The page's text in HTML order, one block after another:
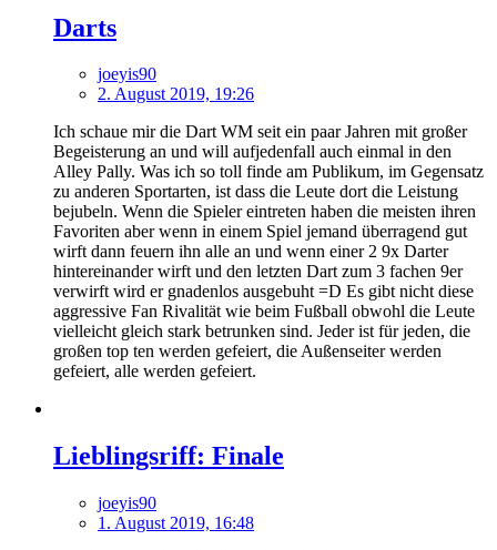
Darts
joeyis90
2. August 2019, 19:26
Ich schaue mir die Dart WM seit ein paar Jahren mit großer
Begeisterung an und will aufjedenfall auch einmal in den
Alley Pally. Was ich so toll finde am Publikum, im Gegensatz
zu anderen Sportarten, ist dass die Leute dort die Leistung
bejubeln. Wenn die Spieler eintreten haben die meisten ihren
Favoriten aber wenn in einem Spiel jemand überragend gut
wirft dann feuern ihn alle an und wenn einer 2 9x Darter
hintereinander wirft und den letzten Dart zum 3 fachen 9er
verwirft wird er gnadenlos ausgebuht =D Es gibt nicht diese
aggressive Fan Rivalität wie beim Fußball obwohl die Leute
vielleicht gleich stark betrunken sind. Jeder ist für jeden, die
großen top ten werden gefeiert, die Außenseiter werden
gefeiert, alle werden gefeiert.
Lieblingsriff: Finale
joeyis90
1. August 2019, 16:48